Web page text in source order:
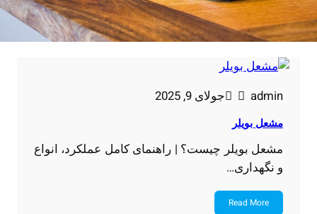
admin جولای 9, 2025
مشعل بویلر
مشعل بویلر چیست؟ | راهنمای کامل عملکرد، انواع
و نگهداری…
Read More